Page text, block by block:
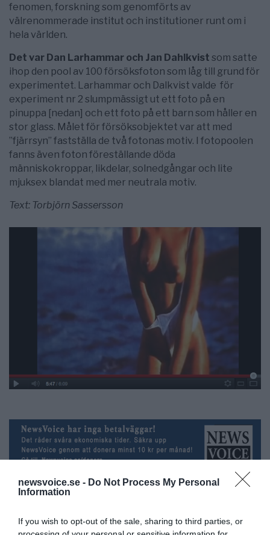
newsvoice.se - Do Not Process My Personal
Information
If you wish to opt-out of the sale, sharing to third parties, or
fenomen, forskning som genomförts av
välrenommerade institut och institutioner runt om i
hela världen.
Det var Dan Larhammar och Jan Dahlkvist som satte
ihop den pool av 100 försöksfoton som låg till grund för
experimentet. Larhammar och Dalkvist valde för
experiment nr 2 slumpmässigt ut ett foto på en
pinuppa [nedan] och ett foto på ett barn som håller en
stor glass. Målet för försöksobjektet var att med
”fjärrsyn” fastställa de två fotonas motiv. I fotopoolen
fanns även foton föreställande döda
människokroppar, likdelar, solnedgångar och lite
mjuksex blandat med mer neutrala motiv.
Text: Torbjörn Sassersson
Torbjörn Sassersson